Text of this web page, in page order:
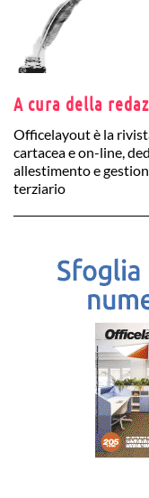
A cura della
Officelayout è la
cartacea e on-line,
allestimento e
terziario